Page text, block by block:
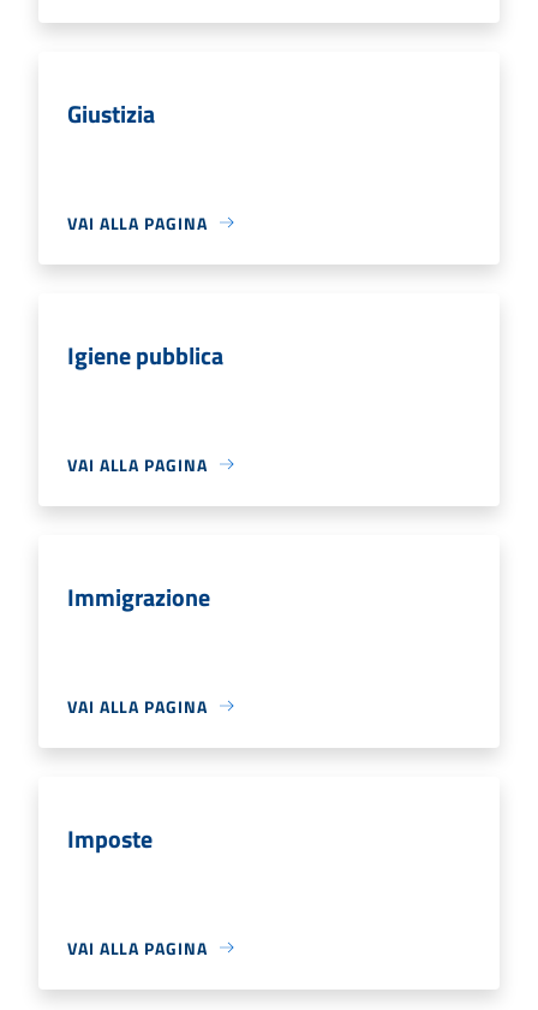
Giustizia
VAI ALLA PAGINA
Igiene pubblica
VAI ALLA PAGINA
Immigrazione
VAI ALLA PAGINA
Imposte
VAI ALLA PAGINA